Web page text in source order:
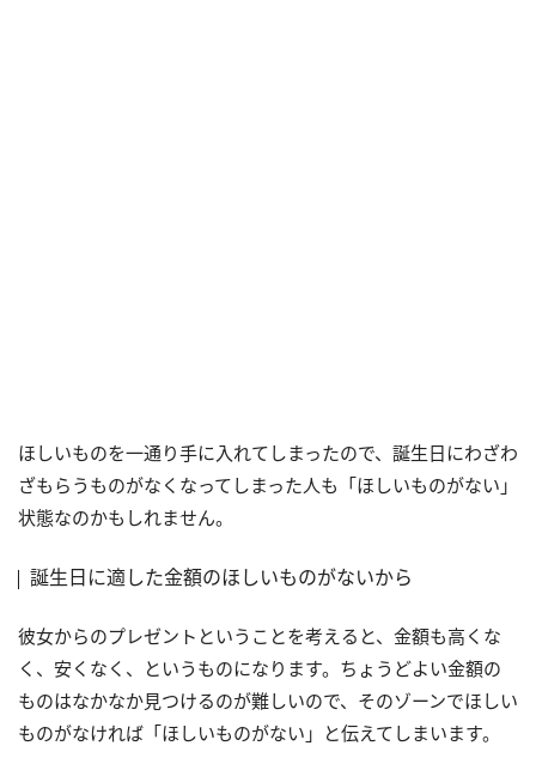
ほしいものを一通り手に入れてしまったので、誕生日にわざわ
ざもらうものがなくなってしまった人も「ほしいものがない」
状態なのかもしれません。
誕生日に適した金額のほしいものがないから
彼女からのプレゼントということを考えると、金額も高くな
く、安くなく、というものになります。ちょうどよい金額の
ものはなかなか見つけるのが難しいので、そのゾーンでほしい
ものがなければ「ほしいものがない」と伝えてしまいます。